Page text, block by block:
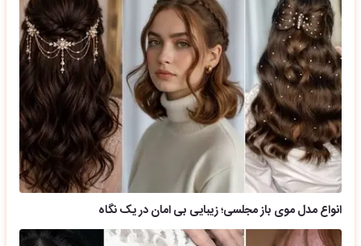
انواع مدل موی باز مجلسی؛ زیبایی بی امان در یک نگاه